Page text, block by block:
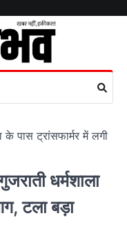
पास ट्रांसफार्मर में लगी
धर्मशाला
टला बड़ा